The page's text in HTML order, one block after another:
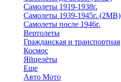
Самолеты 1919-1938г.
Самолеты 1939-1945г. (2МВ)
Самолеты после 1946г.
Вертолеты
Гражданская и транспортная
Космос
Яйцелёты
Еще
Авто Мото